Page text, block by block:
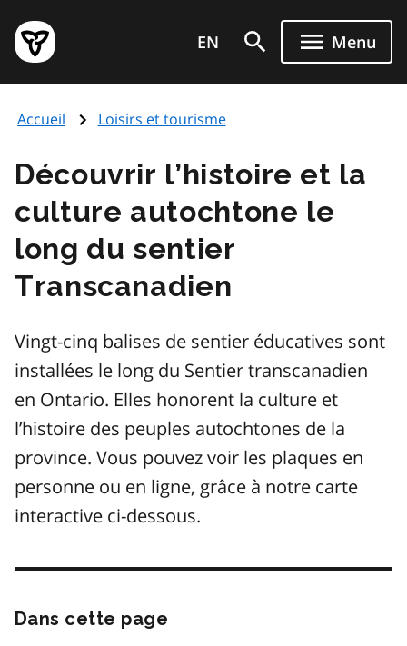
au
contenu
principal
Page
d'accueil
de
EN Menu
Accueil Loisirs et tourisme
Découvrir l’histoire et la
culture autochtone le
long du sentier
Transcanadien
Vingt-cinq balises de sentier éducatives sont
installées le long du Sentier transcanadien
en Ontario. Elles honorent la culture et
l’histoire des peuples autochtones de la
province. Vous pouvez voir les plaques en
personne ou en ligne, grâce à notre carte
interactive ci-dessous.
Dans cette page